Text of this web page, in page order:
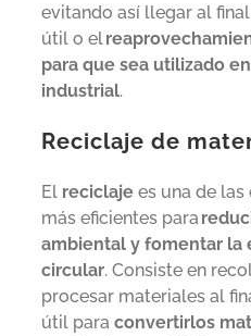
evitando así llegar al
útil o el
para que sea utilizado
industrial.
Reciclaje de
El reciclaje es una de
más eficientes para
ambiental y fomentar la
circular. Consiste en
procesar materiales al
útil para convertirlos